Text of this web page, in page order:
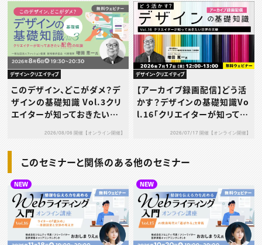
デザイン・クリエイティブ
このデザイン、どこがダメ？デ
ザインの基礎知識 Vol.3クリ
エイターが知っておきたい配
2026/08/06 開催【オンライン開催】
デザイン・クリエイティブ
【アーカイブ録画配信】どう活
かす？デザインの基礎知識Vo
l.16「クリエイターが知ってお
2026/07/17 開催【オンライン開催】
このセミナーと関係のある他のセミナー
NEW NEW